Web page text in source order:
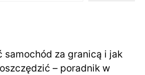
samochód za granicą i jak
– poradnik w